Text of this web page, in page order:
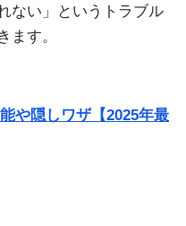
ない」というトラブル
ます。
や隠しワザ【2025年最